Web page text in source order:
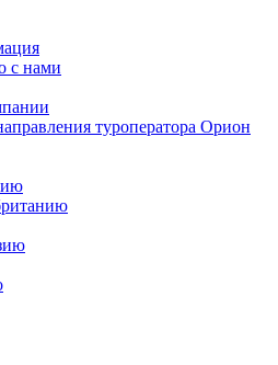
с нами
туроператора Орион